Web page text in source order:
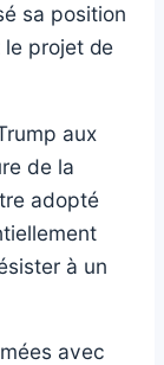
sa position
projet de
aux
de la
adopté
à un
avec